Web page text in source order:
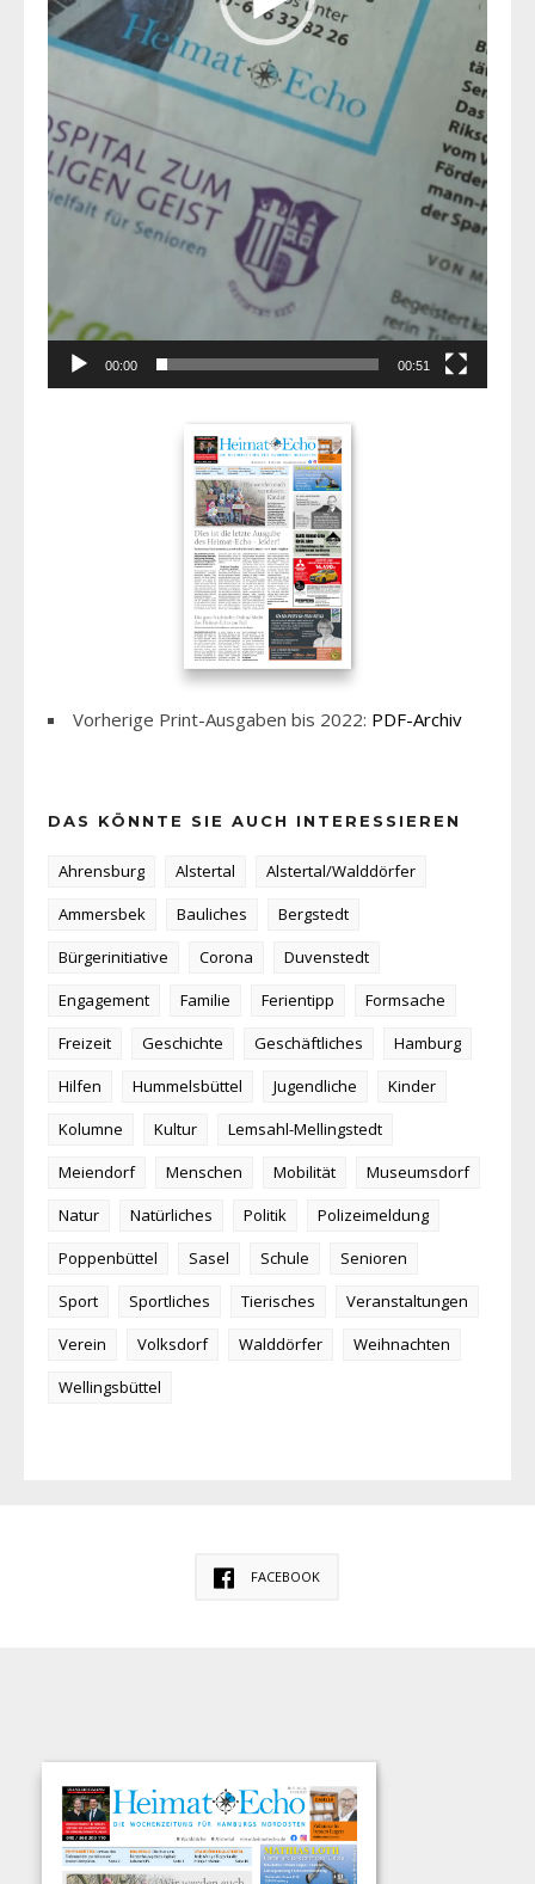
00:00 00:51
Vorherige Print-Ausgaben bis 2022: PDF-Archiv
DAS KÖNNTE SIE AUCH INTERESSIEREN
Ahrensburg Alstertal
Alstertal/Walddörfer
Ammersbek
Bauliches
Bergstedt
Bürgerinitiative
Corona
Duvenstedt
Engagement
Familie Ferientipp
Formsache
Freizeit
Geschichte Geschäftliches
Hamburg
Hilfen
Hummelsbüttel Jugendliche
Kinder
Kolumne
Kultur
Lemsahl-Mellingstedt
Meiendorf
Menschen Mobilität
Museumsdorf
Natur
Natürliches Politik
Polizeimeldung
Poppenbüttel
Sasel Schule
Senioren
Sport
Sportliches Tierisches
Veranstaltungen
Verein
Volksdorf Walddörfer
Weihnachten
Wellingsbüttel
FACEBOOK